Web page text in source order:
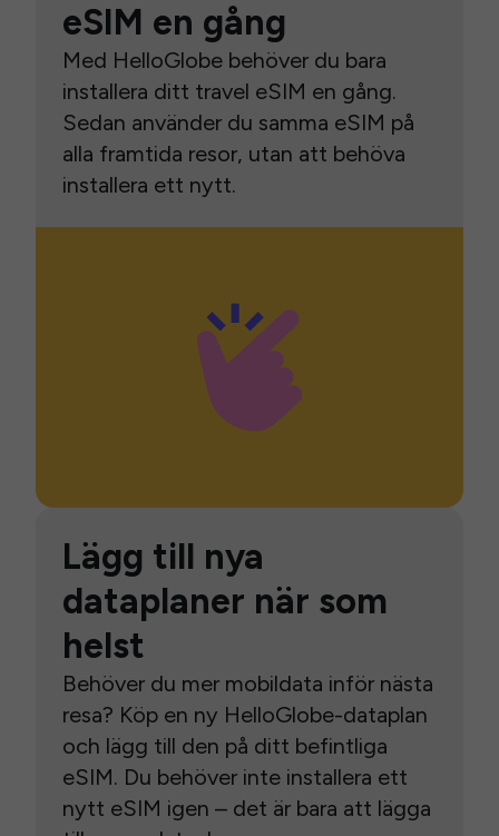
eSIM en gång
Med HelloGlobe behöver du bara
installera ditt travel eSIM en gång.
Sedan använder du samma eSIM på
alla framtida resor, utan att behöva
installera ett nytt.
Lägg till nya
dataplaner när som
helst
Behöver du mer mobildata inför nästa
resa? Köp en ny HelloGlobe-dataplan
och lägg till den på ditt befintliga
eSIM. Du behöver inte installera ett
nytt eSIM igen – det är bara att lägga